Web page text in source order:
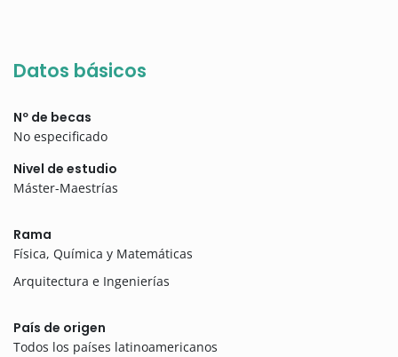
Datos básicos
Nº de becas
No especificado
Nivel de estudio
Máster-Maestrías
Rama
Física, Química y Matemáticas
Arquitectura e Ingenierías
País de origen
Todos los países latinoamericanos